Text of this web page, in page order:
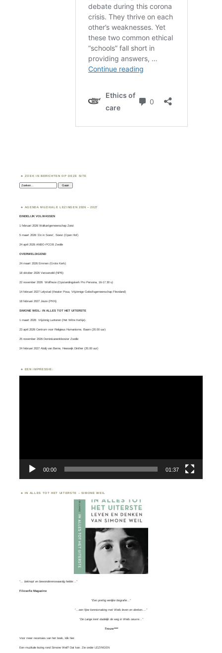
ZOEK IN BERICHTEN OP DEZE SITE
Zoeken:
AGENDA MUZIKALE LEZINGEN 2026 – 2027
EINDELIJK VOLWASSEN
1 februari 2026 Walkartgemeenschap Zeist
5 maart 2026 ‘Zin in Soest’, Soest (Open Hof)
24 april 2026 ANBO-PCOB Zwolle
OVERWELDIGEND
24 maart 2026 Emmen (Grote Kerk)
18 oktober 2026 Varsseveld (NPB)
22 november 2026 Wolfheze (Opstandingskerk Pro Persona, 16-17.30 u)
14 februari 2027 Lelystad (theater Posa, Vrijzinnige Geloofsgemeenschap Flevoland)
18 februari 2027 Joure (PKN)
SIMONE WEIL: IN ALLES TOT HET UITERSTE
1 maart 2026Vrijzinnig Lunteren (Het Witte Kerkje).
23 april 2026 Centrum voor Religieus Humanisme, Baarn (20.00 uur)
25 november 2026 Dominicanenklooster Zwolle
24 februari 2027 Abdij van Berne, Heeswijk Dinther (20.00 uur)
EEN IMPRESSIE:
Videospeler
00:00 01:37
IN ALLES TOT HET UITERSTE – SIMONE WEIL
“… beknopt en bewonderenswaardig helder…”
Filosofie Magazine
“Een prettig eerlijke biografie…”
“…een fijne kennismaking met Weils leven en denken….”
“De Lange kent duidelijk de weg in Weils oeuvre…”
Trouw****
Voor meer recensies van het boek, klik hier.
Een muzikale lezing rond Simone Weil? Dat kan. Zie onderLEZINGEN